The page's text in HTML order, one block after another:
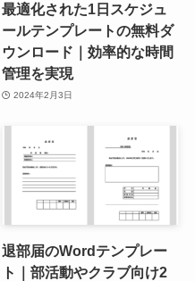
最適化された1日スケジュ
ールテンプレートの無料ダ
ウンロード｜効率的な時間
管理を実現
2024年2月3日
退部届のWordテンプレー
ト｜部活動やクラブ向け2